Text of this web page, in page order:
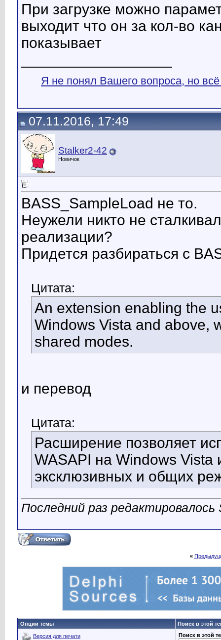
При загрузке можно
выходит что он за кол-во
показывает
Я не понял Вашего вопроса, но
07.11.2016, 17:49
Stalker2-42
Новичок
BASS_SampleLoad не то.
Неужели никто не
реализации?
Придется разбираться с
Цитата:
An extension enabling the
Windows Vista and above,
shared modes.
и перевод
Цитата:
Расширение позволяет
WASAPI на Windows
эксклюзивных и общих
Последний раз
«
Опции темы Поиск в этой
Версия для печати
Поиск в этой